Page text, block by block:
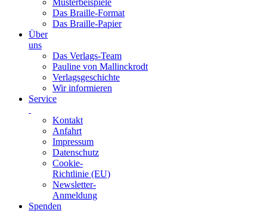
Musterbeispiele
Das Braille-Format
Das Braille-Papier
Über
uns
Das Verlags-Team
Pauline von Mallinckrodt
Verlagsgeschichte
Wir informieren
Service
Kontakt
Anfahrt
Impressum
Datenschutz
Cookie-
Richtlinie (EU)
Newsletter-
Anmeldung
Spenden